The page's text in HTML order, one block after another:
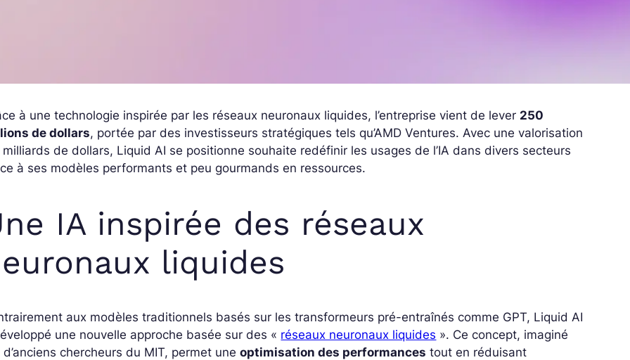
à une technologie inspirée par les réseaux neuronaux liquides, l’entreprise vient de lever 250
de dollars, portée par des investisseurs stratégiques tels qu’AMD Ventures. Avec une valorisation
milliards de dollars, Liquid AI se positionne souhaite redéfinir les usages de l’IA dans divers secteurs
à ses modèles performants et peu gourmands en ressources.
IA inspirée des réseaux
liquides
aux modèles traditionnels basés sur les transformeurs pré-entraînés comme GPT, Liquid AI
une nouvelle approche basée sur des « réseaux neuronaux liquides ». Ce concept, imaginé
d’anciens chercheurs du MIT, permet uneoptimisation des performances tout en réduisant